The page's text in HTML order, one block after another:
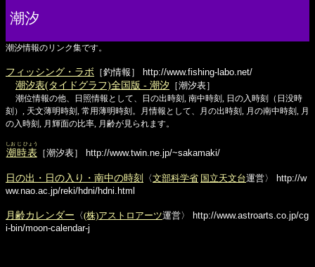
潮汐
潮汐情報のリンク集です。
フィッシング・ラボ ［釣情報］ http://www.fishing-labo.net/
潮汐表(タイドグラフ)全国版 - 潮汐 ［潮汐表］
潮位情報の他、日照情報として、日の出時刻, 南中時刻, 日の入時刻（日没時
刻）, 天文薄明時刻, 常用薄明時刻。月情報として、月の出時刻, 月の南中時刻, 月
の入時刻, 月輝面の比率, 月齢が見られます。
潮時表
しお じ ひょう
［潮汐表］ http://www.twin.ne.jp/~sakamaki/
日の出・日の入り・南中の時刻 〈文部科学省 国立天文台運営〉
http://w
ww.nao.ac.jp/reki/hdni/hdni.html
月齢カレンダー 〈(株)アストロアーツ運営〉
http://www.astroarts.co.jp/cg
i-bin/moon-calendar-j